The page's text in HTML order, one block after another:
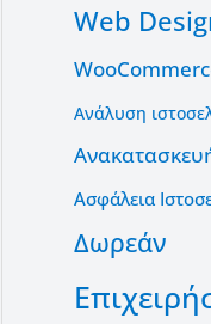
Web
Ανάλυση
Ασφάλεια
Δωρεάν